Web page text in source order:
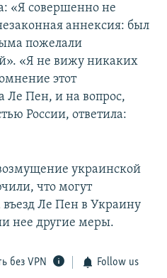
«Я совершенно не
аннексия: был
пожелали
«Я не вижу никаких
этот
Ле Пен, и на вопрос,
России, ответила:
украинской
что могут
Ле Пен в Украину
нее другие меры.
без VPN Follow us